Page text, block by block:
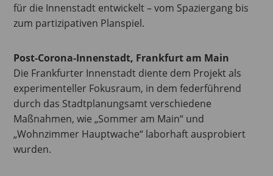
für die Innenstadt entwickelt – vom Spaziergang bis
zum partizipativen Planspiel.
Post-Corona-Innenstadt, Frankfurt am Main
Die Frankfurter Innenstadt diente dem Projekt als
experimenteller Fokusraum, in dem federführend
durch das Stadtplanungsamt verschiedene
Maßnahmen, wie „Sommer am Main“ und
„Wohnzimmer Hauptwache“ laborhaft ausprobiert
wurden.